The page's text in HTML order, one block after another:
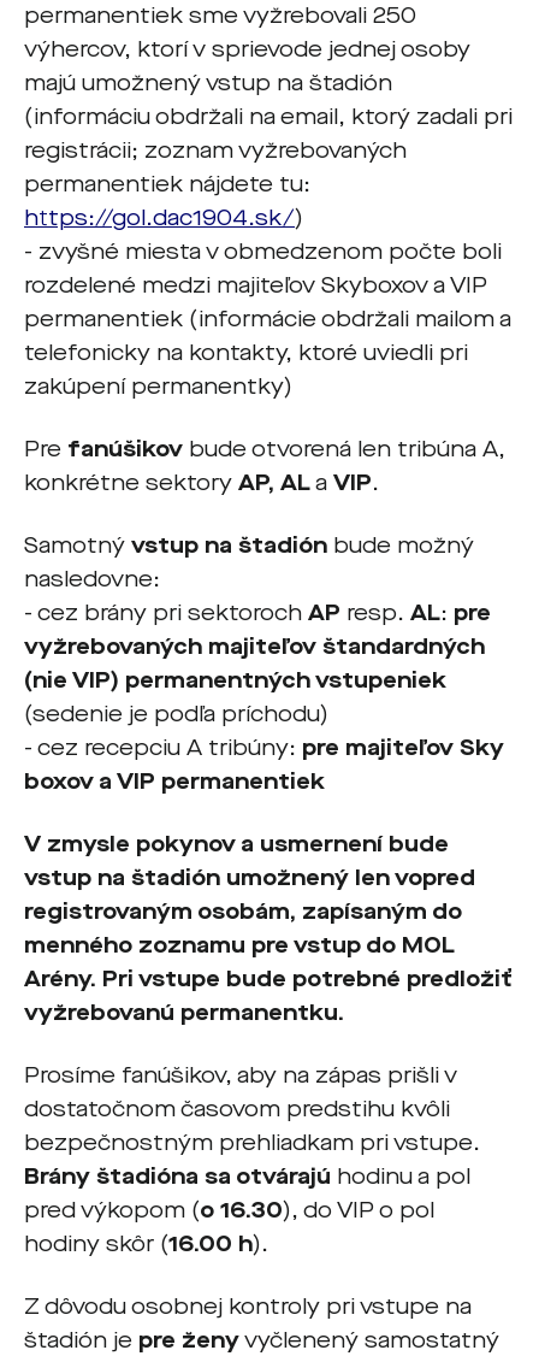
permanentiek sme vyžrebovali 250
výhercov, ktorí v sprievode jednej osoby
majú umožnený vstup na štadión
(informáciu obdržali na email, ktorý zadali pri
registrácii; zoznam vyžrebovaných
permanentiek nájdete tu:
https://gol.dac1904.sk/)
- zvyšné miesta v obmedzenom počte boli
rozdelené medzi majiteľov Skyboxov a VIP
permanentiek (informácie obdržali mailom a
telefonicky na kontakty, ktoré uviedli pri
zakúpení permanentky)
Pre fanúšikov bude otvorená len tribúna A,
konkrétne sektory AP, ALa VIP.
Samotný vstup na štadión bude možný
nasledovne:
- cez brány pri sektoroch AP resp. AL: pre
vyžrebovaných majiteľov štandardných
(nie VIP) permanentných vstupeniek
(sedenie je podľa príchodu)
- cez recepciu A tribúny: pre majiteľov Sky
boxov a VIP permanentiek
V zmysle pokynov a usmernení bude
vstup na štadión umožnený len vopred
registrovaným osobám, zapísaným do
menného zoznamu pre vstup do MOL
Arény. Pri vstupe bude potrebné predložiť
vyžrebovanú permanentku.
Prosíme fanúšikov, aby na zápas prišli v
dostatočnom časovom predstihu kvôli
bezpečnostným prehliadkam pri vstupe.
Brány štadióna sa otvárajú hodinu a pol
pred výkopom (o 16.30), do VIP o pol
hodiny skôr (16.00 h).
Z dôvodu osobnej kontroly pri vstupe na
štadión je pre ženyvyčlenený samostatný